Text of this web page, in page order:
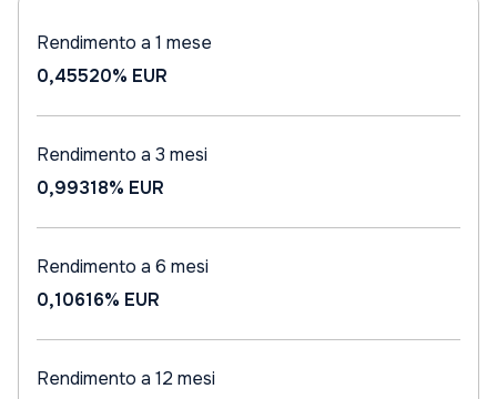
Rendimento a 1 mese
0,45520% EUR
Rendimento a 3 mesi
0,99318% EUR
Rendimento a 6 mesi
0,10616% EUR
Rendimento a 12 mesi